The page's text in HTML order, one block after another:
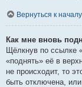
Вернуться к началу
Как мне вновь
Щёлкнув по ссылке
«поднять» её в
не происходит, то
быть отключена,